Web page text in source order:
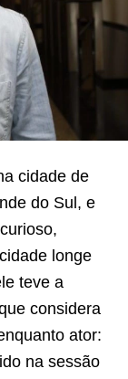
cidade de
do Sul, e
longe
teve a
considera
ator:
na sessão